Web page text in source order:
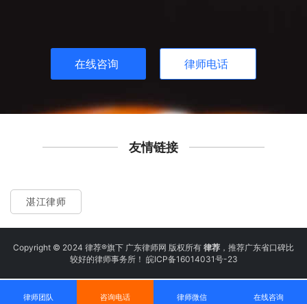
在线咨询 律师电话
友情链接
湛江律师
Copyright © 2024 律荐®旗下 广东律师网 版权所有 律荐 ，推荐广东省口碑比
较好的律师事务所！ 皖ICP备16014031号-23
律师团队 咨询电话 律师微信 在线咨询